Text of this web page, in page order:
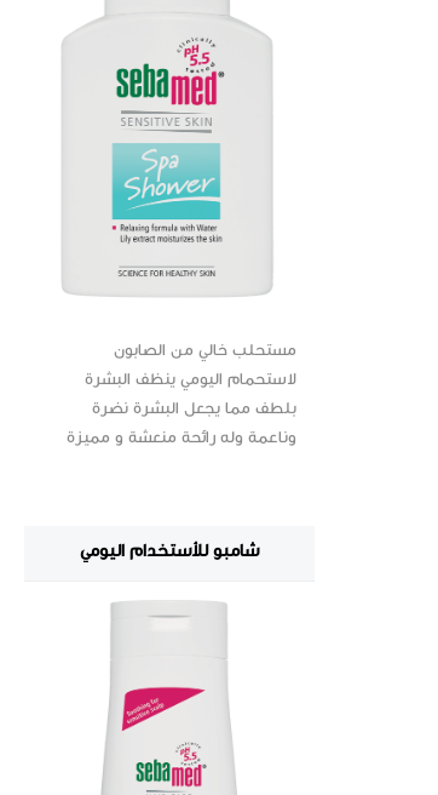
مستحلب خالي من الصابون
لاستحمام اليومي ينظف البشرة
بلطف مما يجعل البشرة نضرة
وناعمة وله رائحة منعشة و مميزة
شامبو للأستخدام اليومي